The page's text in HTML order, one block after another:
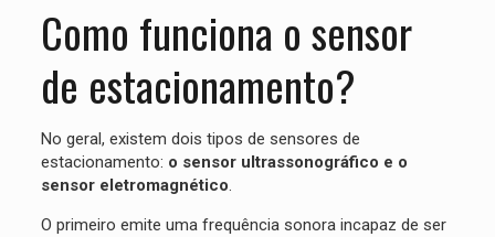
Como funciona o sensor
de estacionamento?
No geral, existem dois tipos de sensores de
estacionamento: o sensor ultrassonográfico e o
sensor eletromagnético.
O primeiro emite uma frequência sonora incapaz de ser